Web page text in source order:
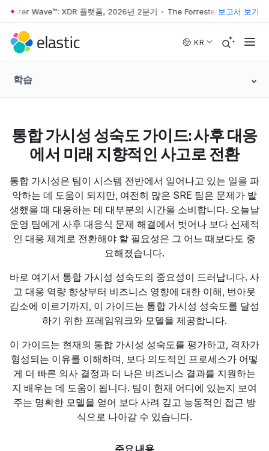
Skip to main content
Wave™: XDR 플랫폼, 2026년 2분기 • The Forrester Wave™: XDR
보고서 보기
KR
학습
통합 가시성 성숙도 가이드: 사후 대응
에서 미래 지향적인 사고로 전환
통합 가시성은 팀이 시스템 전반에서 일어나고 있는 일을 파
악하는 데 도움이 되지만, 여전히 많은 SRE 팀은 문제가 발
생했을 때 대응하는 데 대부분의 시간을 소비합니다. 오늘날
운영 팀에게 사후 대응식 문제 해결에서 벗어나 보다 선제적
인 대응 체계로 전환해야 할 필요성은 그 어느 때보다도 중
요해졌습니다.
바로 여기서 통합 가시성 성숙도의 중요성이 드러납니다. 사
고 대응 역량 향상부터 비즈니스 영향에 대한 이해, 번아웃
감소에 이르기까지, 이 가이드는 통합 가시성 성숙도를 달성
하기 위한 프레임워크와 모델을 제공합니다.
이 가이드는 현재의 통합 가시성 성숙도를 평가하고, 격차가
형성되는 이유를 이해하며, 보다 의도적인 프로세스가 어떻
게 더 빠른 의사 결정과 더 나은 비즈니스 결과를 지원하는
지 배우는 데 도움이 됩니다. 팀이 현재 어디에 있는지 보여
주는 명확한 모델을 얻어 보다 사려 깊고 능동적인 접근 방
식으로 나아갈 수 있습니다.